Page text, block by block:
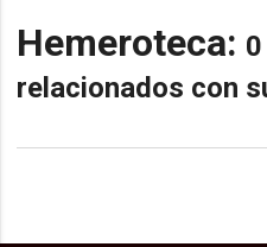
Hemeroteca:
relacionados con